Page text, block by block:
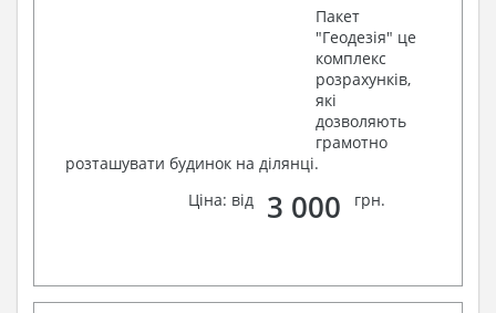
Пакет
"Геодезія" це
комплекс
розрахунків,
які
дозволяють
грамотно
розташувати будинок на ділянці.
Ціна: від
3 000 грн.